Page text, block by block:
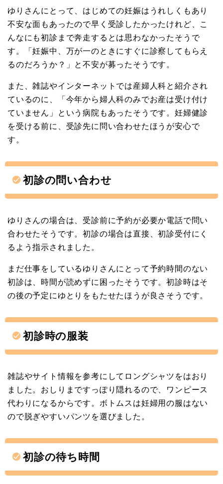
ゆりさんにとって、はじめての妊娠はうれしくもあり
不安な面もあったので早く受診したかったけれど、こ
んなにも初診まで奔走するとは思わなかったそうで
す。「妊娠中、万が一のときにすぐに診察してもらえ
るのだろうか？」と不安が募ったそうです。
また、雑誌やインターネットでは産婦人科と紹介され
ているのに、「今年から婦人科のみでお産は受け付け
ていません」という病院もあったそうです。妊婦健診
を受ける前に、受診先に問い合わせたほうが安心で
す。
初診の問い合わせ
ゆりさんの場合は、受診前に予約が必要か電話で問い
合わせたそうです。初診の場合は直接、初診受付にく
るよう指示されました。
まだ仕事をしているゆりさんにとって予約時間のない
初診は、時間が読めずに困ったそうです。初診時はそ
の後の予定にゆとりをもたせたほうが良さそうです。
初診時の服装
雑誌やサイト情報を参考にしてロングシャツをはおり
ました。おしりまですっぽり隠れるので、ワンピース
代わりになるからです。ボトムスは妊婦用の服はない
ので脱ぎやすいパンツを選びました。
初診の待ち時間